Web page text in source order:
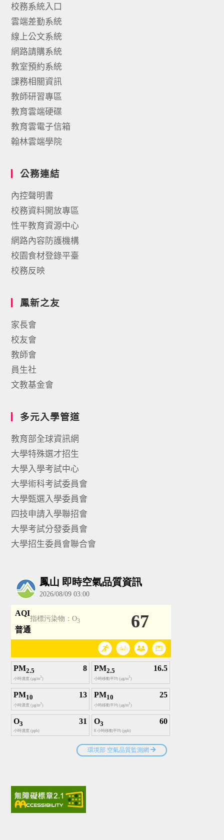
校務系統入口
雲端差勤系統
線上公文系統
網路請購系統
教室預約系統
課務相關資訊
教師研習專區
教育雲端硬碟
教育雲電子信箱
翰林雲端學院
公務連結
內控聲明書
校務資料開放專區
性平教育資源中心
網路內容防護機構
校園食材登錄平臺
校務反映
鳳新之友
家長會
校友會
教師會
員生社
文教基金會
多元入學管道
教育部全球資訊網
大學特殊選才招生
大學入學考試中心
大學術科考試委員會
大學甄選入學委員會
四技申請入學聯招會
大學考試分發委員會
大學招生委員會聯合會